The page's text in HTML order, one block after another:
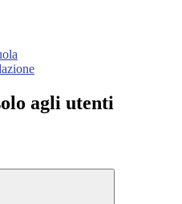
agli utenti